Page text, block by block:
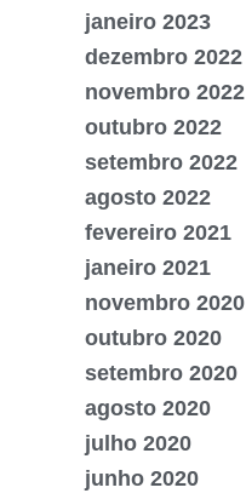
janeiro 2023
dezembro 2022
novembro 2022
outubro 2022
setembro 2022
agosto 2022
fevereiro 2021
janeiro 2021
novembro 2020
outubro 2020
setembro 2020
agosto 2020
julho 2020
junho 2020